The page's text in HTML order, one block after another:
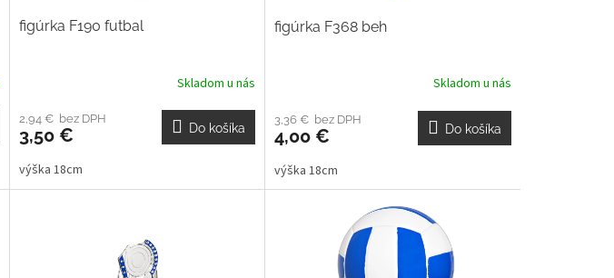
figúrka F190 futbal
Skladom u nás
2,94 € bez DPH
3,50 € Do košíka
výška 18cm
figúrka F368 beh
Skladom u nás
3,36 € bez DPH
4,00 € Do košíka
výška 18cm